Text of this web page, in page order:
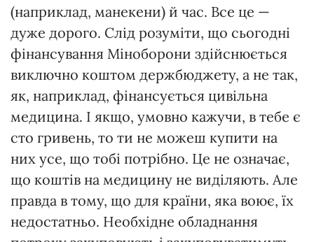
(наприклад, манекени) й час. Все це —
дуже дорого. Слід розуміти, що сьогодні
фінансування Міноборони здійснюється
виключно коштом держбюджету, а не так,
як, наприклад, фінансується цивільна
медицина. І якщо, умовно кажучи, в тебе є
сто гривень, то ти не можеш купити на
них усе, що тобі потрібно. Це не означає,
що коштів на медицину не виділяють. Але
правда в тому, що для країни, яка воює, їх
недостатньо. Необхідне обладнання